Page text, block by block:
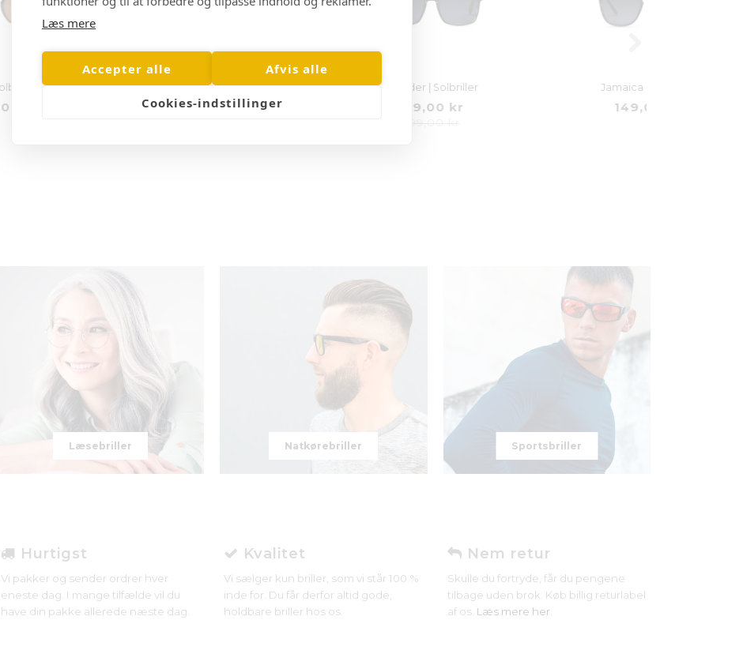
Læs mere
Accepter alle Afvis alle
Cookies-indstillinger
Ancho | Solbriller Thunder | Solbriller
Læsebriller Natkørebriller Sportsbriller
Hurtigst
Vi pakker og sender ordrer hver
eneste dag. I mange tilfælde vil du
have din pakke allerede næste dag.
Kvalitet
Vi sælger kun briller, som vi står 100 %
inde for. Du får derfor altid gode,
holdbare briller hos os.
Nem retur
Skulle du fortryde, får du pengene
tilbage uden brok. Køb billig returlabel
af os. Læs mere her.